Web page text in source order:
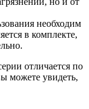
необходим
в комплекте,
отличается по
можете увидеть,